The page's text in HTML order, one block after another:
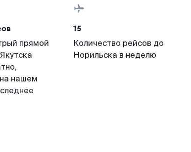
прямой
нашем
15
Количество рейсов до
Норильска в неделю